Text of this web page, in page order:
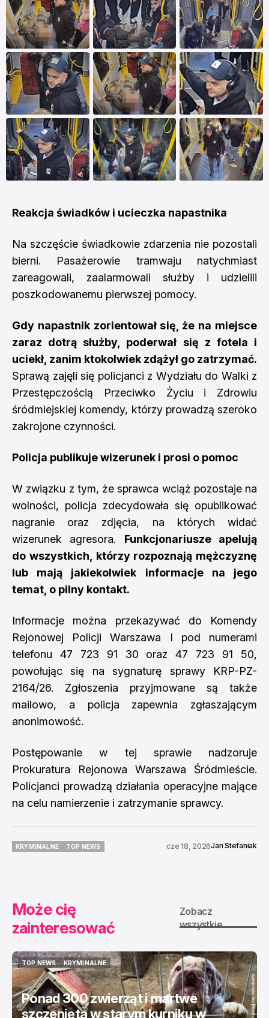
Reakcja świadków i ucieczka napastnika
Na szczęście świadkowie zdarzenia nie pozostali
bierni. Pasażerowie tramwaju natychmiast
zareagowali, zaalarmowali służby i udzielili
poszkodowanemu pierwszej pomocy.
Gdy napastnik zorientował się, że na miejsce
zaraz dotrą służby, poderwał się z fotela i
uciekł, zanim ktokolwiek zdążył go zatrzymać.
Sprawą zajęli się policjanci z Wydziału do Walki z
Przestępczością Przeciwko Życiu i Zdrowiu
śródmiejskiej komendy, którzy prowadzą szeroko
zakrojone czynności.
Policja publikuje wizerunek i prosi o pomoc
W związku z tym, że sprawca wciąż pozostaje na
wolności, policja zdecydowała się opublikować
nagranie oraz zdjęcia, na których widać
wizerunek agresora. Funkcjonariusze apelują
do wszystkich, którzy rozpoznają mężczyznę
lub mają jakiekolwiek informacje na jego
temat, o pilny kontakt.
Informacje można przekazywać do Komendy
Rejonowej Policji Warszawa I pod numerami
telefonu 47 723 91 30 oraz 47 723 91 50,
powołując się na sygnaturę sprawy KRP-PZ-
2164/26. Zgłoszenia przyjmowane są także
mailowo, a policja zapewnia zgłaszającym
anonimowość.
Postępowanie w tej sprawie nadzoruje
Prokuratura Rejonowa Warszawa Śródmieście.
Policjanci prowadzą działania operacyjne mające
na celu namierzenie i zatrzymanie sprawcy.
KRYMINALNE
TOP NEWS
cze 18, 2026Jan Stefaniak
Może cię
zainteresować
Zobacz
wszystkie
TOP NEWS
TOP NEWS
KRYMINALNE
KRYMINALNE
Ponad 300 zwierząt i martwe
szczenięta w starym kurniku w